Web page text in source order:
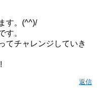
す。(^^)/
す。
てチャレンジしていき
返信